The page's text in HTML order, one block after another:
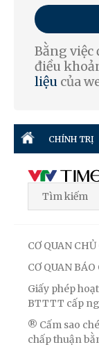
Bằng việc
điều
liệu của
CHÍNH TRỊ
CƠ QUAN
CƠ QUAN BÁO
Giấy phép
BTTTT cấp
® Cấm sao
chấp thuận